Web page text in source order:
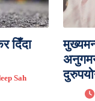
दिँदा
Sah